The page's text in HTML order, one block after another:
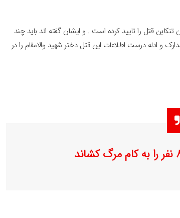
قتل را تایید کرده است . و ایشان گفته اند باید چند
و ادله درست اطلاعات این قتل دختر شهید والامقام را در